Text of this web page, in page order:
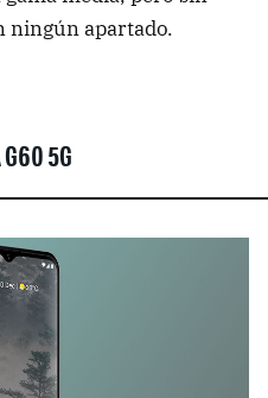
ningún apartado.
G60 5G